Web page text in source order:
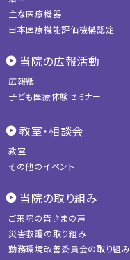
主な医療機器
日本医療機能評価機構認定
当院の広報活動
広報紙
子ども医療体験セミナー
教室・相談会
教室
その他のイベント
当院の取り組み
ご来院の皆さまの声
災害救護の取り組み
勤務環境改善委員会の取り組み